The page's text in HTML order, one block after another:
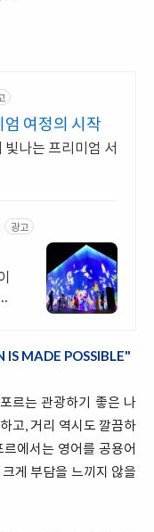
엄 여정의 시작
나는 프리미엄 서
광고
IS MADE POSSIBLE"
르는 관광하기 좋은 나
고, 거리 역시도 깔끔하
에서는 영어를 공용어
게 부담을 느끼지 않을